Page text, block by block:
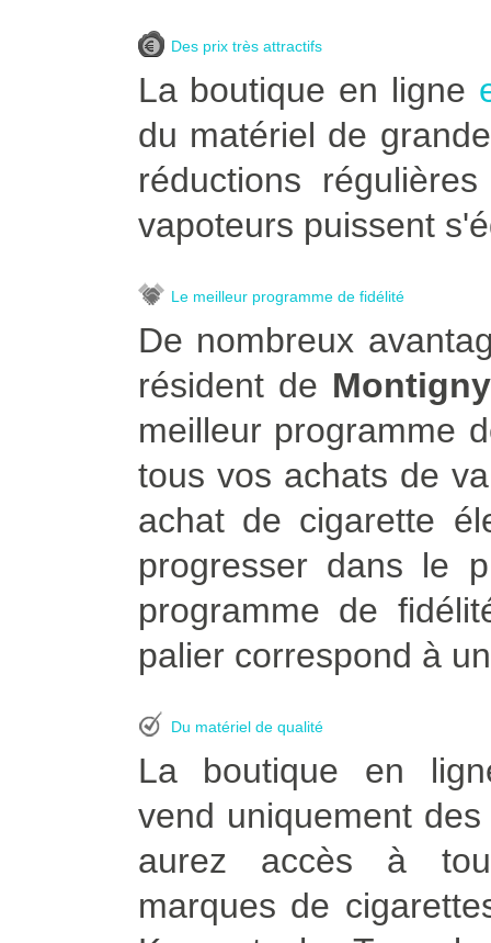
Des prix très attractifs
La boutique en ligne
du matériel de
réductions
vapoteurs puissent
Le meilleur programme de fidélité
De nombreux
résident de
meilleur programme
tous vos achats de
achat de cigarette
progresser dans le
programme de
palier correspond à
Du matériel de qualité
La boutique en
vend uniquement
aurez accès à
marques de